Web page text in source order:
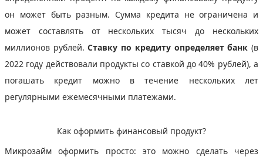
он может быть разным. Сумма кредита не ограничена и
может составлять от нескольких тысяч до нескольких
миллионов рублей.Ставку по кредиту определяет банк (в
2022 году действовали продукты со ставкой до 40% рублей), а
погашать кредит можно в течение нескольких лет
регулярными ежемесячными платежами.
Как оформить финансовый продукт?
Микрозайм оформить просто: это можно сделать через